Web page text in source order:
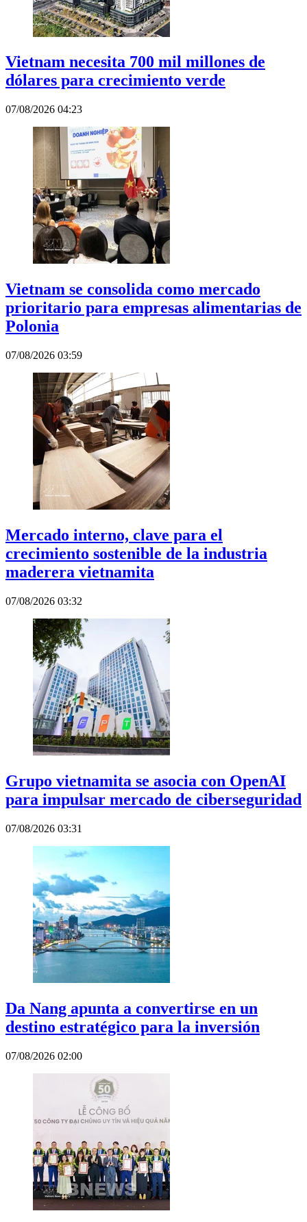
Vietnam necesita 700 mil millones de
dólares para crecimiento verde
07/08/2026 04:23
Vietnam se consolida como mercado
prioritario para empresas alimentarias de
Polonia
07/08/2026 03:59
Mercado interno, clave para el
crecimiento sostenible de la industria
maderera vietnamita
07/08/2026 03:32
Grupo vietnamita se asocia con OpenAI
para impulsar mercado de ciberseguridad
07/08/2026 03:31
Da Nang apunta a convertirse en un
destino estratégico para la inversión
07/08/2026 02:00